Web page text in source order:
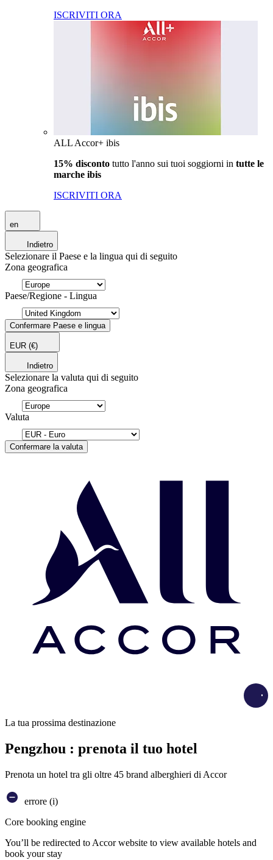
ISCRIVITI ORA
ALL Accor+ ibis
15% disconto tutto l'anno sui tuoi soggiorni in tutte le
marche ibis
ISCRIVITI ORA
en
Indietro
Selezionare il Paese e la lingua qui di seguito
Zona geografica
Paese/Regione - Lingua
Confermare Paese e lingua
EUR (€)
Indietro
Selezionare la valuta qui di seguito
Zona geografica
Valuta
Confermare la valuta
La tua prossima destinazione
Pengzhou : prenota il tuo hotel
Prenota un hotel tra gli oltre 45 brand alberghieri di Accor
errore (i)
Core booking engine
You’ll be redirected to Accor website to view available hotels and
book your stay